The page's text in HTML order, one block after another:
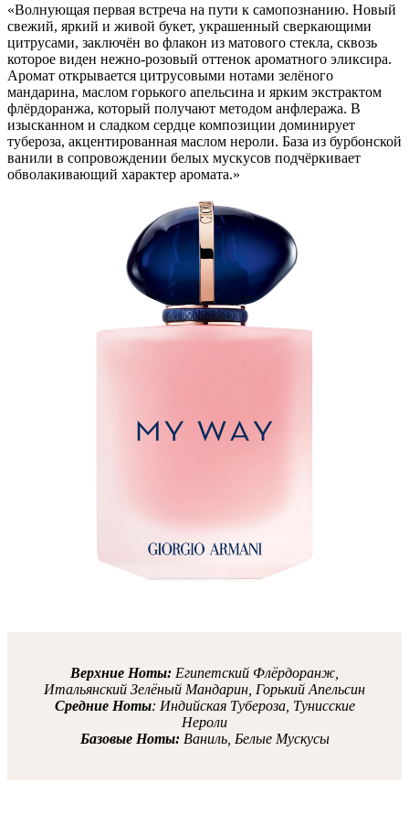
«Волнующая первая встреча на пути к самопознанию. Новый
свежий, яркий и живой букет, украшенный сверкающими
цитрусами, заключён во флакон из матового стекла, сквозь
которое виден нежно-розовый оттенок ароматного эликсира.
Аромат открывается цитрусовыми нотами зелёного
мандарина, маслом горького апельсина и ярким экстрактом
флёрдоранжа, который получают методом анфлеража. В
изысканном и сладком сердце композиции доминирует
тубероза, акцентированная маслом нероли. База из бурбонской
ванили в сопровождении белых мускусов подчёркивает
обволакивающий характер аромата.»
Верхние Ноты: Египетский Флёрдоранж,
Итальянский Зелёный Мандарин, Горький Апельсин
Средние Ноты: Индийская Тубероза, Тунисские
Нероли
Базовые Ноты: Ваниль, Белые Мускусы